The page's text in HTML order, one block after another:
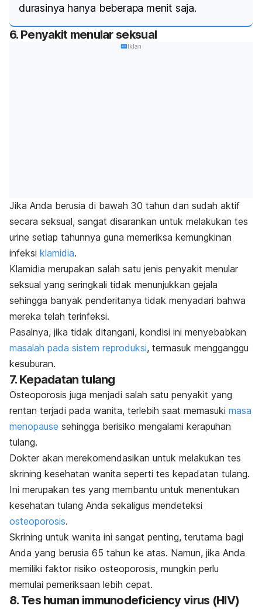
durasinya hanya beberapa menit saja.
6. Penyakit menular seksual
Iklan
Jika Anda berusia di bawah 30 tahun dan sudah aktif
secara seksual, sangat disarankan untuk melakukan tes
urine setiap tahunnya guna memeriksa kemungkinan
infeksi klamidia.
Klamidia merupakan salah satu jenis penyakit menular
seksual yang seringkali tidak menunjukkan gejala
sehingga banyak penderitanya tidak menyadari bahwa
mereka telah terinfeksi.
Pasalnya, jika tidak ditangani, kondisi ini menyebabkan
masalah pada sistem reproduksi, termasuk mengganggu
kesuburan.
7. Kepadatan tulang
Osteoporosis juga menjadi salah satu penyakit yang
rentan terjadi pada wanita, terlebih saat memasuki masa
menopause sehingga berisiko mengalami kerapuhan
tulang.
Dokter akan merekomendasikan untuk melakukan tes
skrining kesehatan wanita seperti tes kepadatan tulang.
Ini merupakan tes yang membantu untuk menentukan
kesehatan tulang Anda sekaligus mendeteksi
osteoporosis.
Skrining untuk wanita ini sangat penting, terutama bagi
Anda yang berusia 65 tahun ke atas. Namun, jika Anda
memiliki faktor risiko osteoporosis, mungkin perlu
memulai pemeriksaan lebih cepat.
8. Tes human immunodeficiency virus (HIV)